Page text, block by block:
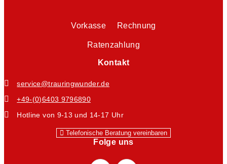
Vorkasse Rechnung
Ratenzahlung
Kontakt
service@trauringwunder.de
+49-(0)6403 9796890
Hotline von 9-13 und 14-17 Uhr
Telefonische Beratung vereinbaren
Folge uns